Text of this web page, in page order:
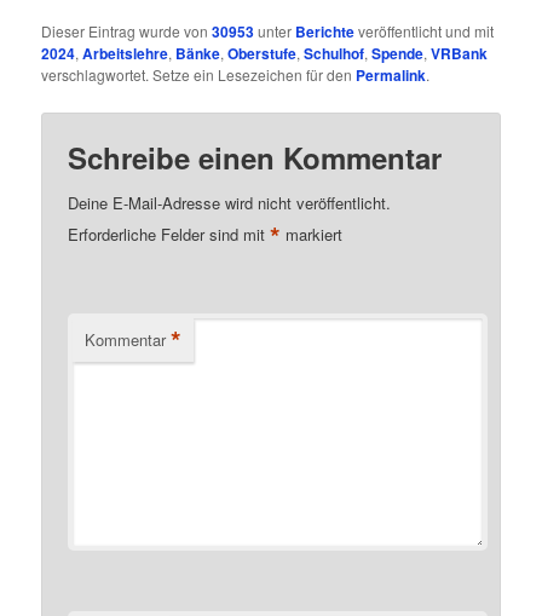
Dieser Eintrag wurde von30953unter Berichteveröffentlicht und mit
2024,Arbeitslehre, Bänke,Oberstufe,Schulhof,Spende,VRBank
verschlagwortet. Setze ein Lesezeichen für den Permalink.
Schreibe einen Kommentar
Deine E-Mail-Adresse wird nicht veröffentlicht.
Erforderliche Felder sind mit* markiert
Kommentar *